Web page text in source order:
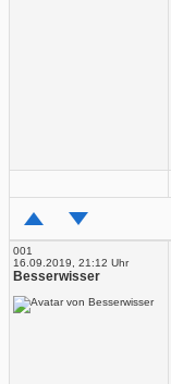
001
16.09.2019, 21:12 Uhr
Besserwisser